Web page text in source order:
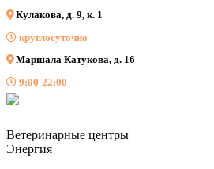
Кулакова, д. 9, к. 1
круглосуточно
Маршала Катукова, д. 16
9:00-22:00
Ветеринарные центры
Энергия